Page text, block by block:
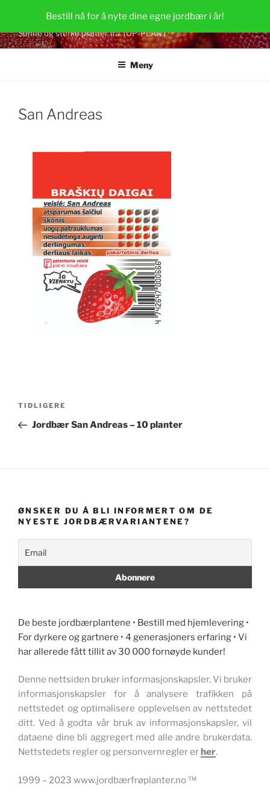
Bestill nå for å nyte dine egne jordbær i år!
innhold
JORDBÆRPLANTER
Sunne og sterke planter fra TOP-PLANT™
Meny
San Andreas
Innleggsnavigasjon
Forrige
innlegg
TIDLIGERE
Jordbær San Andreas – 10 planter
ØNSKER DU Å BLI INFORMERT OM DE
NYESTE JORDBÆRVARIANTENE?
De beste jordbærplantene • Bestill med hjemlevering •
For dyrkere og gartnere • 4 generasjoners erfaring • Vi
har allerede fått tillit av 30 000 fornøyde kunder!
Denne nettsiden bruker informasjonskapsler. Vi bruker
informasjonskapsler for å analysere trafikken på
nettstedet og optimalisere opplevelsen av nettstedet
ditt. Ved å godta vår bruk av informasjonskapsler, vil
dataene dine bli aggregert med alle andre brukerdata.
Nettstedets regler og personvernregler er her.
1999 – 2023 www.jordbærfrøplanter.no ™